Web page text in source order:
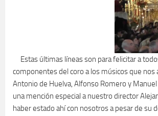
Estas últimas líneas son para felicitar a
componentes del coro a los músicos que nos
Antonio de Huelva, Alfonso Romero y
una mención especial a nuestro director
haber estado ahí con nosotros a pesar de su